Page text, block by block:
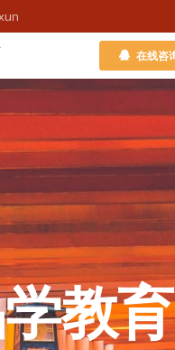
在线咨
教